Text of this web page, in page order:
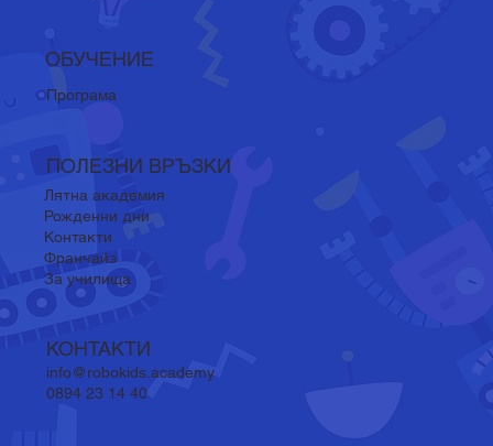
ПОЛЕЗНИ ВРЪЗКИ
Лятна академия
Рожденни дни
Контакти
Франчайз
За училища
ОБУЧЕНИЕ
Програма
КОНТАКТИ
info@robokids.academy
0894 23 14 40